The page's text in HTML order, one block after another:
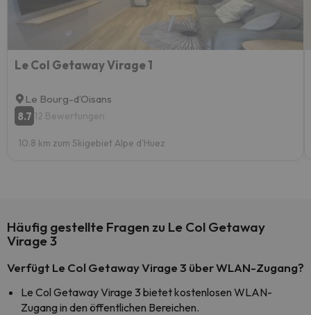
Le Col Getaway Virage 1
Le Bourg-dʼOisans
8.7 12 Bewertungen
10.8 km zum Skigebiet Alpe d'Huez
Häufig gestellte Fragen zu Le Col Getaway
Virage 3
Verfügt Le Col Getaway Virage 3 über WLAN-Zugang?
Le Col Getaway Virage 3 bietet kostenlosen WLAN-
Zugang in den öffentlichen Bereichen.